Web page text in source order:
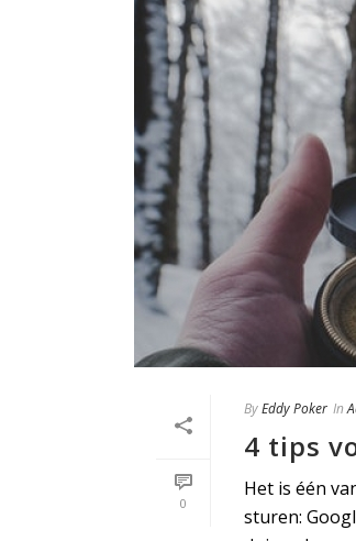
0
ByEddy Poker In
4 tips
Het is één
sturen: